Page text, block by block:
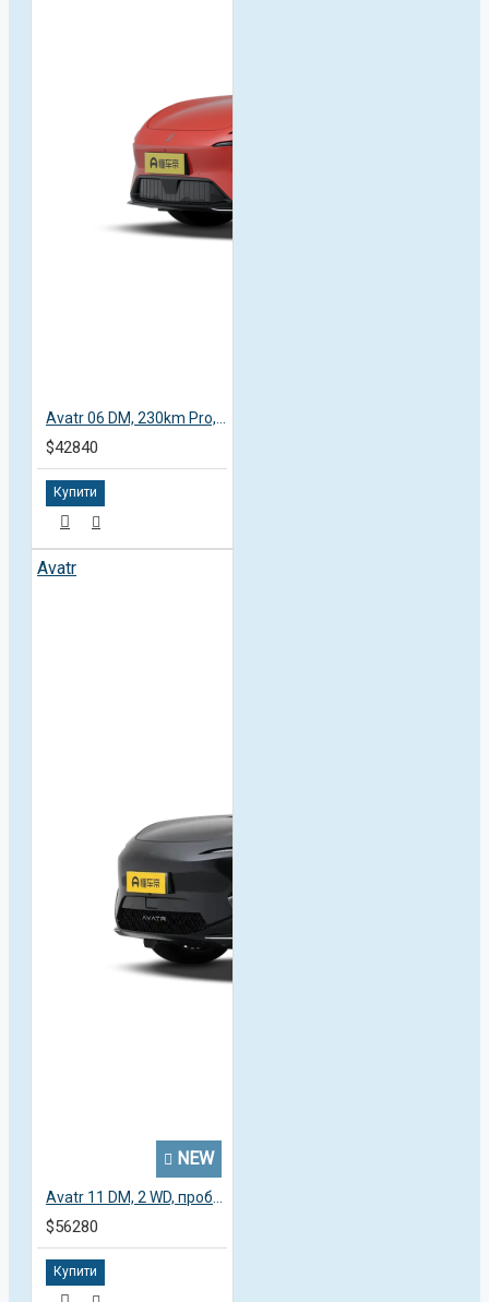
Avatr 06 DM, 230km Pro, пробег 3,1 тысяча км
$42840
Купити
Avatr
NEW
Avatr 11 DM, 2 WD, пробег 3,4 тысячи км
$56280
Купити